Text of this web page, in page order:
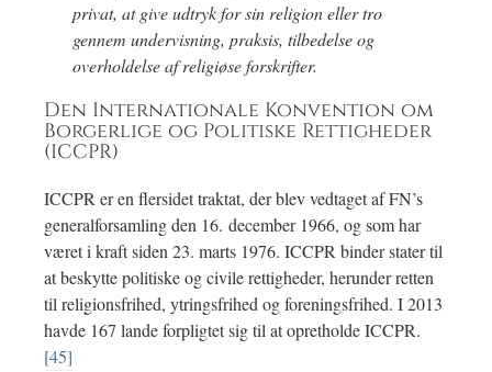
privat, at give udtryk for sin religion eller tro
gennem undervisning, praksis, tilbedelse og
overholdelse af religiøse forskrifter.
Den Internationale Konvention om
Borgerlige og Politiske Rettigheder
(ICCPR)
ICCPR er en flersidet traktat, der blev vedtaget af FN’s
generalforsamling den 16. december 1966, og som har
været i kraft siden 23. marts 1976. ICCPR binder stater til
at beskytte politiske og civile rettigheder, herunder retten
til religionsfrihed, ytringsfrihed og foreningsfrihed. I 2013
havde 167 lande forpligtet sig til at opretholde ICCPR.
[45]